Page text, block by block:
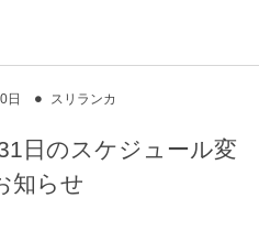
日 スリランカ
日のスケジュール変
知らせ